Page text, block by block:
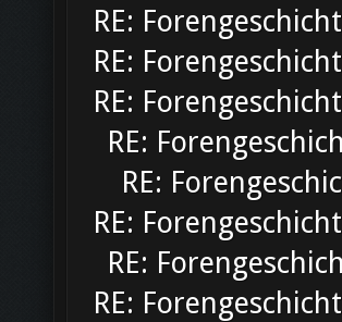
RE:
RE:
RE:
RE:
RE:
RE:
RE:
RE: